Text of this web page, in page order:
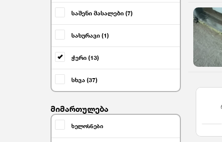
საშენი მასალები (7)
სახურავი (1)
ჭერი (13)
სხვა (37)
მიმართულება
ხელოსნები